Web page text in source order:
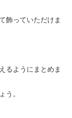
飾っていただけま
るようにまとめま
う。